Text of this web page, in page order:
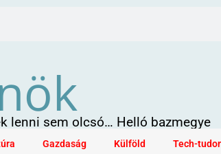
lenni sem olcsó… Helló bazmegye
Gazdaság Külföld Tech-